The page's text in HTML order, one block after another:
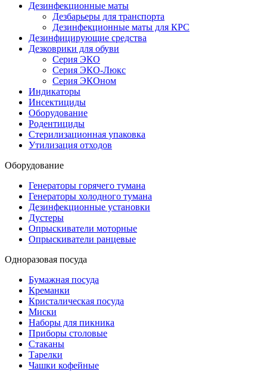
Дезинфекционные маты
Дезбарьеры для транспорта
Дезинфекционные маты для КРС
Дезинфицирующие средства
Дезковрики для обуви
Серия ЭКО
Серия ЭКО-Люкс
Серия ЭКОном
Индикаторы
Инсектициды
Оборудование
Родентициды
Стерилизационная упаковка
Утилизация отходов
Оборудование
Генераторы горячего тумана
Генераторы холодного тумана
Дезинфекционные установки
Дустеры
Опрыскиватели моторные
Опрыскиватели ранцевые
Одноразовая посуда
Бумажная посуда
Креманки
Кристалическая посуда
Миски
Наборы для пикника
Приборы столовые
Стаканы
Тарелки
Чашки кофейные